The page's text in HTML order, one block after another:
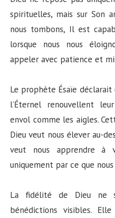
spirituelles, mais sur Son
nous tombons, Il est
lorsque nous nous
appeler avec patience et
Le prophète Ésaïe
l’Éternel renouvellent
envol comme les aigles.
Dieu veut nous élever au-
veut nous apprendre
uniquement par ce que nous
La fidélité de Dieu ne
bénédictions visibles.